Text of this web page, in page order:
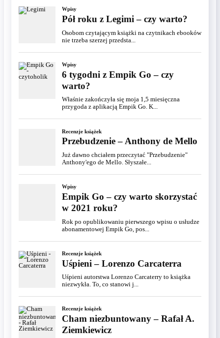
Wpisy
Pół roku z Legimi – czy warto?
Osobom czytającym książki na czytnikach ebooków
nie trzeba szerzej przedsta...
Wpisy
6 tygodni z Empik Go – czy
warto?
Właśnie zakończyła się moja 1,5 miesięczna
przygoda z aplikacją Empik Go. K...
Recenzje książek
Przebudzenie – Anthony de Mello
Już dawno chciałem przeczytać "Przebudzenie"
Anthony'ego de Mello. Słyszałe...
Wpisy
Empik Go – czy warto skorzystać
w 2021 roku?
Rok po opublikowaniu pierwszego wpisu o usłudze
abonamentowej Empik Go, pos...
Recenzje książek
Uśpieni – Lorenzo Carcaterra
Uśpieni autorstwa Lorenzo Carcaterry to książka
niezwykła. To, co stanowi j...
Recenzje książek
Cham niezbuntowany – Rafał A.
Ziemkiewicz